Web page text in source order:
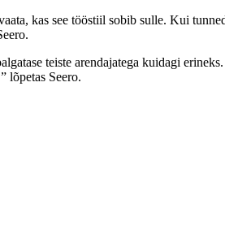
kas see tööstiil sobib sulle. Kui
teiste arendajatega kuidagi
lõpetas Seero.